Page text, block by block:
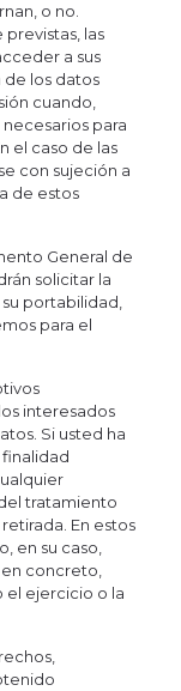
o no.
las
a sus
de los datos
cuando,
para
el caso de las
con sujeción a
de estos
General de
solicitar la
portabilidad,
para el
interesados
Si usted ha
tratamiento
En estos
en su caso,
concreto,
el ejercicio o la